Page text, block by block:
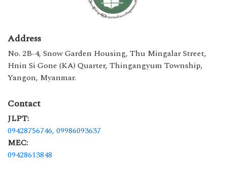
Address
No. 2B-4, Snow Garden Housing, Thu Mingalar Street,
Hnin Si Gone (KA) Quarter, Thingangyum Township,
Yangon, Myanmar.
Contact
JLPT:
09428756746, 09986093637
MEC:
09428613848